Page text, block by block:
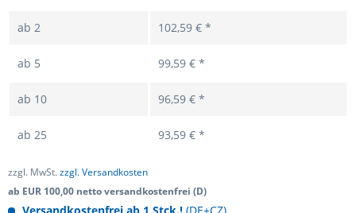
ab 2 102,59 € *
ab 5 99,59 € *
ab 10 96,59 € *
ab 25 93,59 € *
zzgl. MwSt.zzgl. Versandkosten
ab EUR 100,00 netto versandkostenfrei (D)